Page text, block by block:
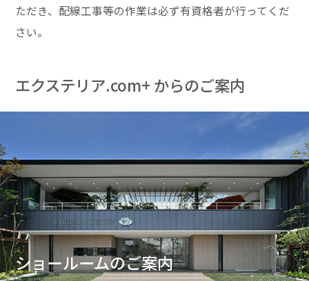
ただき、配線工事等の作業は必ず有資格者が行ってくだ
さい。
エクステリア.com+ からのご案内
ショールームのご案内